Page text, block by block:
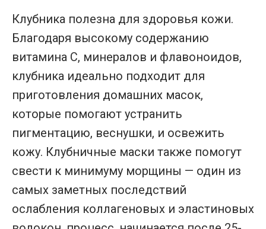
Клубника полезна для здоровья кожи.
Благодаря высокому содержанию
витамина С, минералов и флавоноидов,
клубника идеально подходит для
приготовления домашних масок,
которые помогают устранить
пигментацию, веснушки, и освежить
кожу. Клубничные маски также помогут
свести к минимуму морщины — один из
самых заметных последствий
ослабления коллагеновых и эластиновых